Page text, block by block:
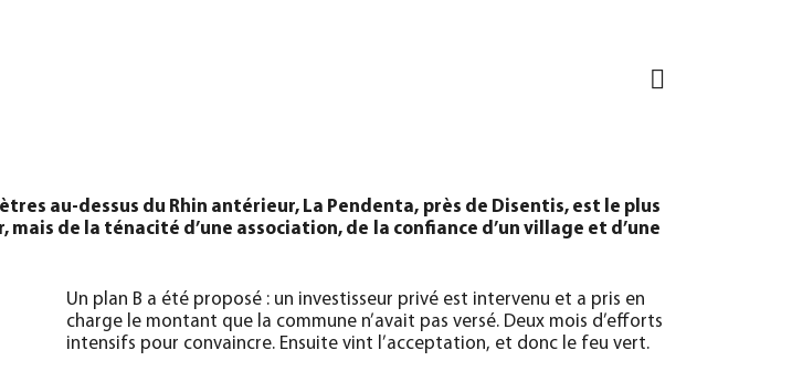
au-dessus du Rhin antérieur, La Pendenta, près de Disentis, est le plus
mais de la ténacité d’une association, de la confiance d’un village et d’une
Un plan B a été proposé : un investisseur privé est intervenu et a pris en
charge le montant que la commune n’avait pas versé. Deux mois d’efforts
intensifs pour convaincre. Ensuite vint l’acceptation, et donc le feu vert.